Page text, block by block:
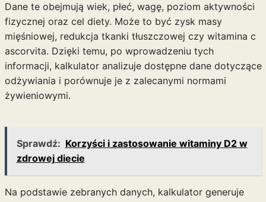
Dane te obejmują wiek, płeć, wagę, poziom aktywności
fizycznej oraz cel diety. Może to być zysk masy
mięśniowej, redukcja tkanki tłuszczowej czy witamina c
ascorvita. Dzięki temu, po wprowadzeniu tych
informacji, kalkulator analizuje dostępne dane dotyczące
odżywiania i porównuje je z zalecanymi normami
żywieniowymi.
Sprawdź: Korzyści i zastosowanie witaminy D2 w
zdrowej diecie
Na podstawie zebranych danych, kalkulator generuje